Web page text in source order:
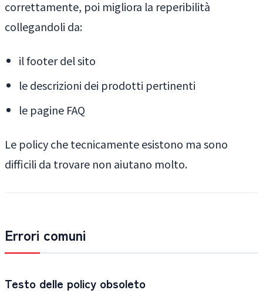
correttamente, poi migliora la reperibilità
collegandoli da:
il footer del sito
le descrizioni dei prodotti pertinenti
le pagine FAQ
Le policy che tecnicamente esistono ma sono
difficili da trovare non aiutano molto.
Errori comuni
Testo delle policy obsoleto